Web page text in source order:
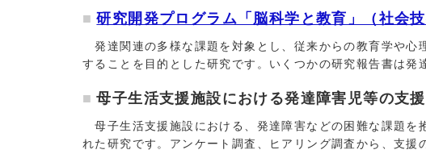
研究開発プログラム「脳科学と教育」（社会
発達関連の多様な課題を対象とし、従来からの教育学や心
することを目的とした研究です。いくつかの研究報告書は発
母子生活支援施設における発達障害児等の支
母子生活支援施設における、発達障害などの困難な課題を
れた研究です。アンケート調査、ヒアリング調査から、支援